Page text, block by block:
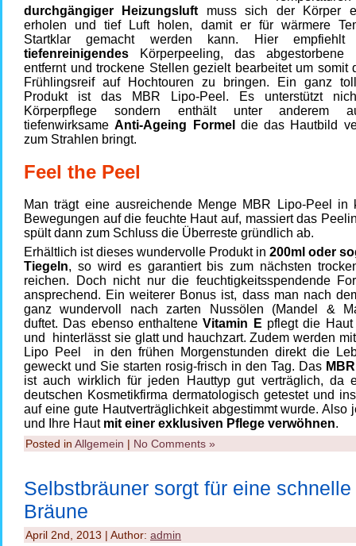
durchgängiger Heizungsluft muss sich der Körper
erholen und tief Luft holen, damit er für wärmere
Startklar gemacht werden kann. Hier
tiefenreinigendes
Körperpeeling, das abgestorbene
entfernt und trockene Stellen gezielt bearbeitet um somit
Frühlingsreif auf Hochtouren zu bringen. Ein ganz
Produkt ist das MBR Lipo-Peel. Es unterstützt
Körperpflege sondern enthält unter anderem
tiefenwirksameAnti-Ageing Formel
die das Hautbild
zum Strahlen bringt.
Feel the Peel
Man trägt eine ausreichende Menge MBR Lipo-Peel in
Bewegungen auf die feuchte Haut auf, massiert das
spült dann zum Schluss die Überreste gründlich ab.
Erhältlich ist dieses wundervolle Produkt in 200ml oder
Tiegeln, so wird es garantiert bis zum nächsten
reichen. Doch nicht nur die feuchtigkeitsspendende
ansprechend. Ein weiterer Bonus ist, dass man nach
ganz wundervoll nach zarten Nussölen (Mandel &
duftet. Das ebenso enthalteneVitamin E pflegt die
und hinterlässt sie glatt und hauchzart. Zudem werden
Lipo Peel in den frühen Morgenstunden direkt die
geweckt und Sie starten rosig-frisch in den Tag. Das
ist auch wirklich für jeden Hauttyp gut verträglich, da
deutschen Kosmetikfirma dermatologisch getestet und
auf eine gute Hautverträglichkeit abgestimmt wurde. Also
und Ihre Haut mit einer exklusiven Pflege verwöhnen.
Posted in Allgemein | No Comments »
Selbstbräuner sorgt für eine schnelle
Bräune
April 2nd, 2013 | Author: admin